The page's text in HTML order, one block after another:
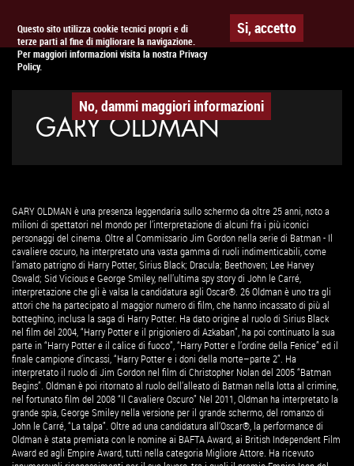
Questo sito utilizza cookie tecnici propri e di
terze parti al fine di migliorare la navigazione.
Per maggiori informazioni visita la nostra Privacy
Policy.
Si, accetto
No, dammi maggiori informazioni
APPUNTAMENTO AL CINEMA
GARY OLDMAN
GARY OLDMAN è una presenza leggendaria sullo schermo da oltre 25 anni, noto a
milioni di spettatori nel mondo per l’interpretazione di alcuni fra i più iconici
personaggi del cinema. Oltre al Commissario Jim Gordon nella serie di Batman - Il
cavaliere oscuro, ha interpretato una vasta gamma di ruoli indimenticabili, come
l’amato patrigno di Harry Potter, Sirius Black; Dracula; Beethoven; Lee Harvey
Oswald; Sid Vicious e George Smiley, nell’ultima spy story di John le Carré,
interpretazione che gli è valsa la candidatura agli Oscar®. 26 Oldman è uno tra gli
attori che ha partecipato al maggior numero di film, che hanno incassato di più al
botteghino, inclusa la saga di Harry Potter. Ha dato origine al ruolo di Sirius Black
nel film del 2004, “Harry Potter e il prigioniero di Azkaban”, ha poi continuato la sua
parte in “Harry Potter e il calice di fuoco”, “Harry Potter e l’ordine della Fenice” ed il
finale campione d’incassi, “Harry Potter e i doni della morte–parte 2”. Ha
interpretato il ruolo di Jim Gordon nel film di Christopher Nolan del 2005 “Batman
Begins”. Oldman è poi ritornato al ruolo dell’alleato di Batman nella lotta al crimine,
nel fortunato film del 2008 “Il Cavaliere Oscuro” Nel 2011, Oldman ha interpretato la
grande spia, George Smiley nella versione per il grande schermo, del romanzo di
John le Carré, “La talpa”. Oltre ad una candidatura all’Oscar®, la performance di
Oldman è stata premiata con le nomine ai BAFTA Award, ai British Independent Film
Award ed agli Empire Award, tutti nella categoria Migliore Attore. Ha ricevuto